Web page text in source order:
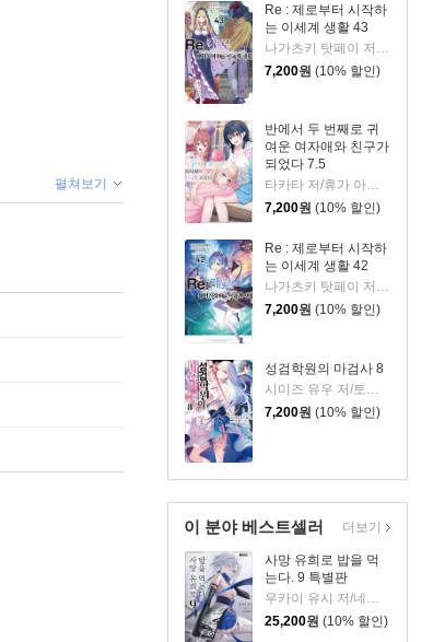
Re : 제로부터 시작하
는 이세계 생활 43
7,200원 (10% 할인)
반에서 두 번째로 귀
여운 여자애와 친구가
되었다 7.5
타카타 저/휴가 아즈리 그림/김진아 역
7,200원 (10% 할인)
Re : 제로부터 시작하
는 이세계 생활 42
나가츠키 탓페이 저/오츠카 신이치로 그림
7,200원 (10% 할인)
성검학원의 마검사 8
시미즈 유우 저/토사카 아사기 그림/이승원 역
7,200원 (10% 할인)
이 분야 베스트셀러
사망 유희로 밥을 먹
는다. 9 특별판
우카이 유시 저/네코메타루 그림/이희경 역
25,200원 (10% 할인)
더보기
펼쳐보기